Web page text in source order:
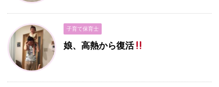
子育て保育士
娘、高熱から復活